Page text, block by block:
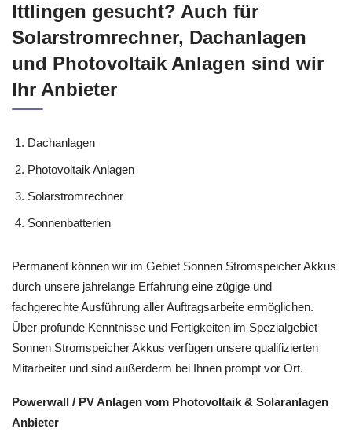
Ittlingen gesucht? Auch für
Solarstromrechner, Dachanlagen
und Photovoltaik Anlagen sind wir
Ihr Anbieter
Dachanlagen
Photovoltaik Anlagen
Solarstromrechner
Sonnenbatterien
Permanent können wir im Gebiet Sonnen Stromspeicher Akkus
durch unsere jahrelange Erfahrung eine zügige und
fachgerechte Ausführung aller Auftragsarbeite ermöglichen.
Über profunde Kenntnisse und Fertigkeiten im Spezialgebiet
Sonnen Stromspeicher Akkus verfügen unsere qualifizierten
Mitarbeiter und sind außerderm bei Ihnen prompt vor Ort.
Powerwall / PV Anlagen vom Photovoltaik & Solaranlagen
Anbieter